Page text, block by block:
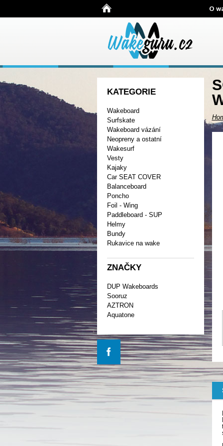
O
KATEGORIE
Wakeboard
Surfskate
Wakeboard vázání
Neopreny a ostatní
Wakesurf
Vesty
Kajaky
Car SEAT COVER
Balanceboard
Poncho
Foil - Wing
Paddleboard - SUP
Helmy
Bundy
Rukavice na wake
ZNAČKY
DUP Wakeboards
Sooruz
AZTRON
Aquatone